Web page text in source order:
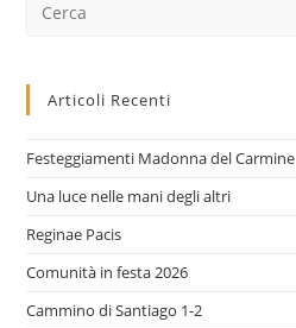
nel
Articoli Recenti
Festeggiamenti Madonna del Carmine
Una luce nelle mani degli altri
Reginae Pacis
Comunità in festa 2026
Cammino di Santiago 1-2